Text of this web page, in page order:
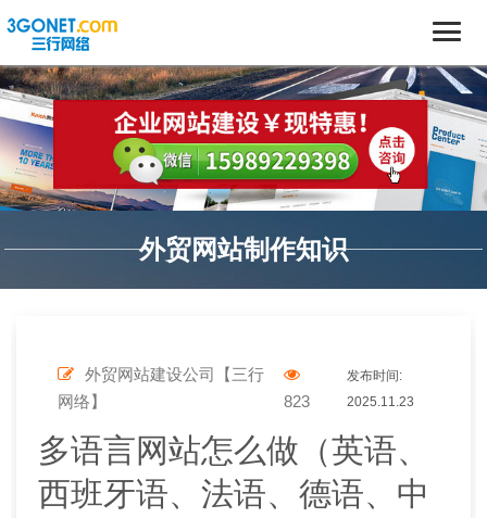
外贸网站制作知识
外贸网站建设公司【三行
网络】
823
发布时间:
2025.11.23
多语言网站怎么做（英语、
西班牙语、法语、德语、中